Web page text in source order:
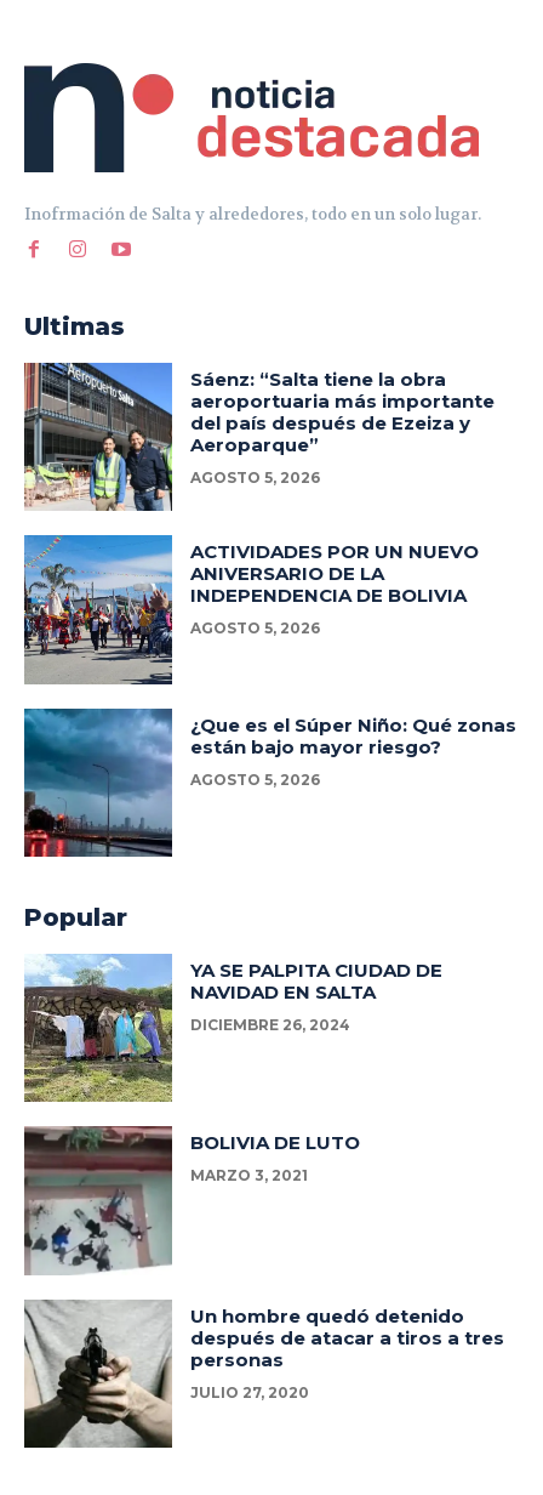
Inofrmación de Salta y alrededores, todo en un solo lugar.
Ultimas
Sáenz: “Salta tiene la obra
aeroportuaria más importante
del país después de Ezeiza y
Aeroparque”
AGOSTO 5, 2026
ACTIVIDADES POR UN NUEVO
ANIVERSARIO DE LA
INDEPENDENCIA DE BOLIVIA
AGOSTO 5, 2026
¿Que es el Súper Niño: Qué zonas
están bajo mayor riesgo?
AGOSTO 5, 2026
Popular
YA SE PALPITA CIUDAD DE
NAVIDAD EN SALTA
DICIEMBRE 26, 2024
BOLIVIA DE LUTO
MARZO 3, 2021
Un hombre quedó detenido
después de atacar a tiros a tres
personas
JULIO 27, 2020